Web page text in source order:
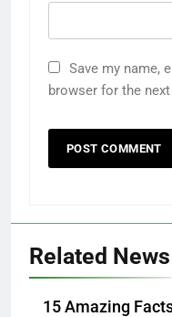
Save my name,
browser for the
Related News
15 Amazing